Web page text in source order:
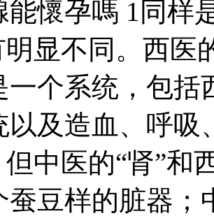
懷孕嗎 1同样
明显不同。西
一个系统，包
以及造血、呼吸
但中医的“肾”和
蚕豆样的脏器；